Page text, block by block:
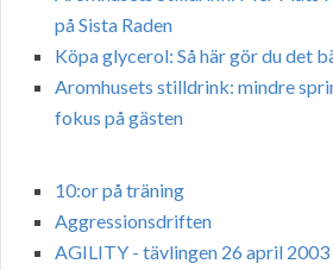
på Sista Raden
Köpa glycerol: Så här gör du det
Aromhusets stilldrink: mindre
fokus på gästen
10:or på träning
Aggressionsdriften
AGILITY - tävlingen 26 april 2003